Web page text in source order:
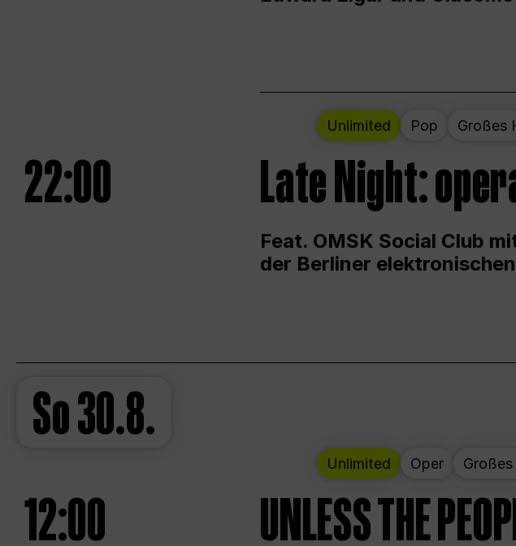
Unlimited Pop Großes
22:00 Late Night:
Feat. OMSK Social Club
der Berliner
So30.8.
Unlimited Oper
12:00 UNLESS THE